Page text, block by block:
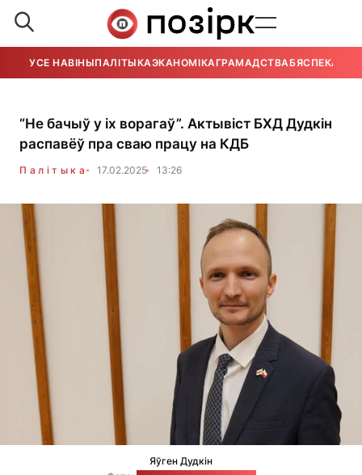
УСЕ НАВІНЫПАЛІТЫКАЭКАНОМІКАГРАМАДСТВАБЯСПЕКА
“Не бачыў у іх ворагаў”. Актывіст БХД Дудкін
распавёў пра сваю працу на КДБ
Палітыка 17.02.2025 13:26
Яўген Дудкін